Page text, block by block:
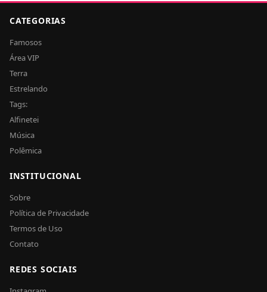
CATEGORIAS
Famosos
Área VIP
Terra
Estrelando
Tags:
Alfinetei
Música
Polêmica
INSTITUCIONAL
Sobre
Política de Privacidade
Termos de Uso
Contato
REDES SOCIAIS